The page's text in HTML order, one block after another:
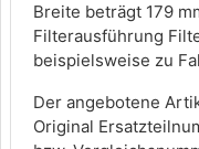
Breite beträgt 179
Filterausführung
beispielsweise zu
Der angebotene
Original